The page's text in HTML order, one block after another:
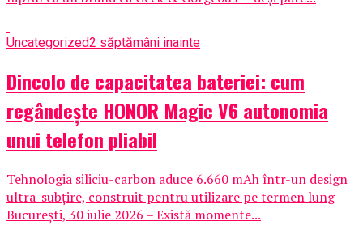
Uncategorized2 săptămâni inainte
Dincolo de capacitatea bateriei: cum
regândește HONOR Magic V6 autonomia
unui telefon pliabil
Tehnologia siliciu-carbon aduce 6.660 mAh într-un design
ultra-subțire, construit pentru utilizare pe termen lung
București, 30 iulie 2026 – Există momente...